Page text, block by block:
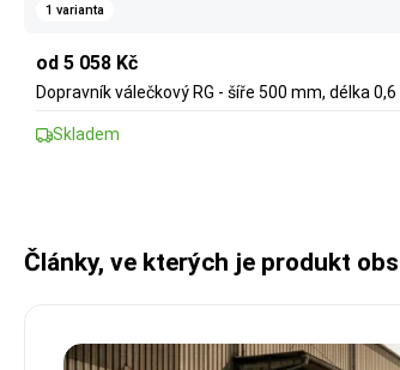
1 varianta
od 5 058 Kč
Dopravník válečkový RG - šíře 500 mm, délka
Skladem
Články, ve kterých je produkt